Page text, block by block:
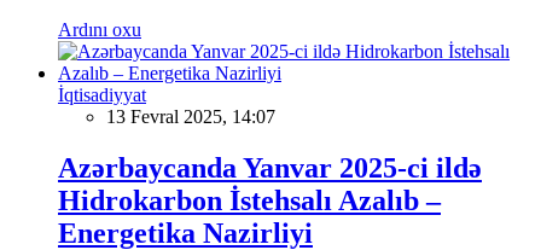
Ardını oxu
İqtisadiyyat
13 Fevral 2025, 14:07
Azərbaycanda Yanvar 2025-ci ildə
Hidrokarbon İstehsalı Azalıb –
Energetika Nazirliyi